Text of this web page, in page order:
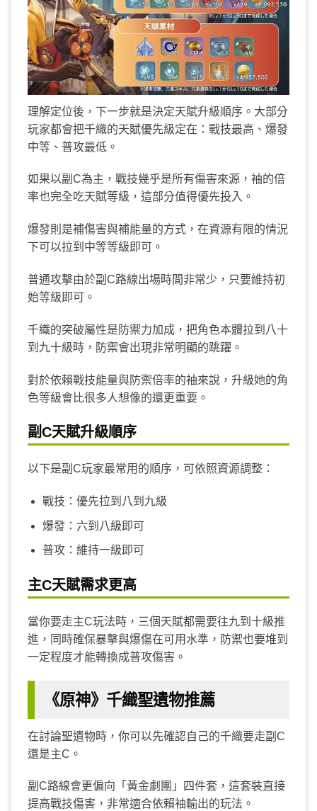
理解定位後，下一步就是決定天賦升級順序。大部分
玩家都會把千織的天賦優先級定在：戰技最高、爆發
中等、普攻最低。
如果以副C為主，戰技幾乎是所有傷害來源，袖的倍
率也完全吃天賦等級，這部分值得優先投入。
爆發則是補傷害與補能量的方式，在資源有限的情況
下可以拉到中等等級即可。
普通攻擊由於副C路線出場時間非常少，只要維持初
始等級即可。
千織的突破屬性是防禦力加成，把角色本體拉到八十
到九十級時，防禦會出現非常明顯的跳躍。
對於依賴戰技能量與防禦倍率的袖來說，升級她的角
色等級會比很多人想像的還更重要。
副C天賦升級順序
以下是副C玩家最常用的順序，可依照資源調整：
戰技：優先拉到八到九級
爆發：六到八級即可
普攻：維持一級即可
主C天賦需求更高
當你要走主C玩法時，三個天賦都需要往九到十級推
進，同時確保暴擊與爆傷在可用水準，防禦也要堆到
一定程度才能轉換成普攻傷害。
《原神》千織聖遺物推薦
在討論聖遺物時，你可以先確認自己的千織要走副C
還是主C。
副C路線會更偏向「黃金劇團」四件套，這套裝直接
提高戰技傷害，非常適合依賴袖輸出的玩法。